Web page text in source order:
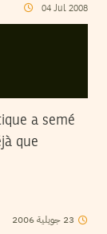
04 Jul 2008
a semé
que
23 جويلية2006